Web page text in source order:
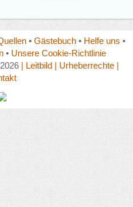
• Gästebuch• Helfe uns •
• Unsere Cookie-Richtlinie
| Leitbild | Urheberrechte